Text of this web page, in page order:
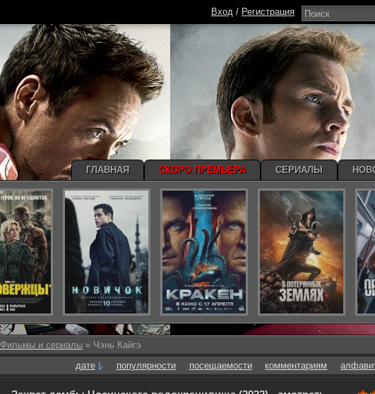
Фильмы и сериалы » Чэнь Кайгэ
дате
популярности посещаемости комментариям
Вход / Регистрация
ГЛАВНАЯ СКОРО ПРЕМЬЕРА СЕРИАЛЫ